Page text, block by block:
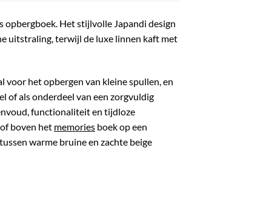
opbergboek. Het stijlvolle Japandi design
uitstraling, terwijl de luxe linnen kaft met
voor het opbergen van kleine spullen, en
of als onderdeel van een zorgvuldig
functionaliteit en tijdloze
boven het memories boek op een
warme bruine en zachte beige